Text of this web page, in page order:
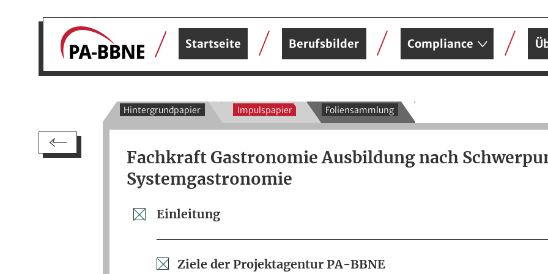
Startseite Berufsbilder Compliance
Hintergrundpapier Impulspapier Foliensammlung
Fachkraft Gastronomie Ausbildung nach
Systemgastronomie
Einleitung
Ziele der Projektagentur PA-BBNE